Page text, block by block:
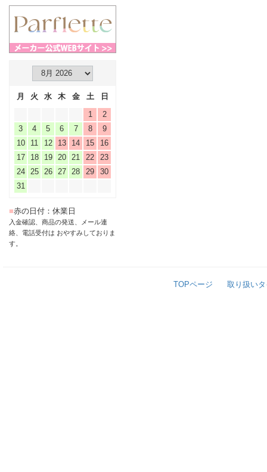
月 火 水 木 金 土
日
1
2
3
4 5 6 7 8
9
10
11 12 13 14 15
16
17
18 19 20 21 22
23
24
25 26 27 28 29
30
31
■赤の日付：休業日
入金確認、商品の発送、メール連
絡、電話受付は おやすみしておりま
す。
TOPページ 取り扱い